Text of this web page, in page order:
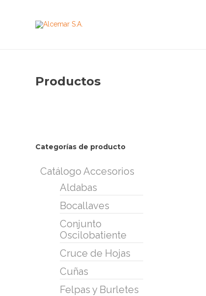
Productos
Categorías de producto
Catálogo Accesorios
Aldabas
Bocallaves
Conjunto
Oscilobatiente
Cruce de Hojas
Cuñas
Felpas y Burletes